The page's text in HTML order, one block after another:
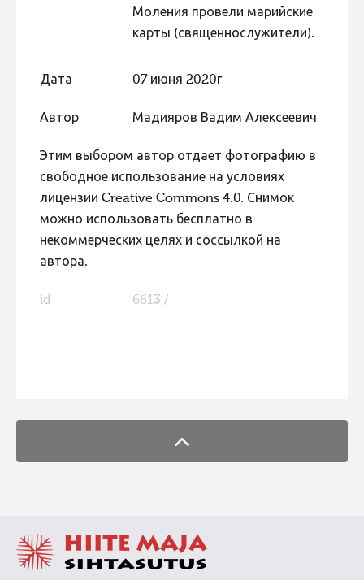
Фотоконкурс 2010
Фотоконкурс 2008
Моления провели марийские
карты (священнослужители).
Дата 07 июня 2020г
Автор Мадияров Вадим Алексеевич
Этим выбором автор отдает фотографию в
свободное использование на условиях
лицензии Creative Commons 4.0. Снимок
можно использовать бесплатно в
некоммерческих целях и соссылкой на
автора.
id 6613 /